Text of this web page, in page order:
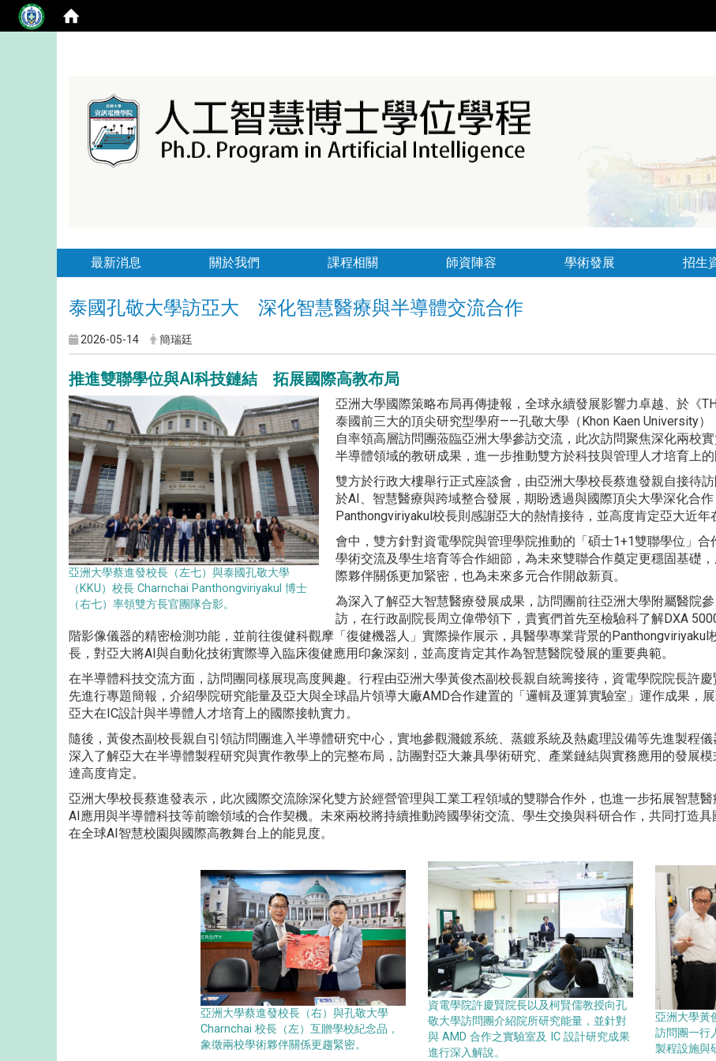
最新消息 關於我們 課程相關 師資陣容 學術發展 招生
泰國孔敬大學訪亞大 深化智慧醫療與半導體交流合作
2026-05-14 簡瑞廷
推進雙聯學位與AI科技鏈結 拓展國際高教布局
亞洲大學蔡進發校長（左七）與泰國孔敬大學
（KKU）校長 Charnchai Panthongviriyakul 博士
（右七）率領雙方長官團隊合影。
亞洲大學國際策略布局再傳捷報，全球永續發展影響力卓越、於《
泰國前三大的頂尖研究型學府——孔敬大學（Khon Kaen University）
自率領高層訪問團蒞臨亞洲大學參訪交流，此次訪問聚焦深化兩校
半導體領域的教研成果，進一步推動雙方於科技與管理人才培育上的
雙方於行政大樓舉行正式座談會，由亞洲大學校長蔡進發親自接待
於AI、智慧醫療與跨域整合發展，期盼透過與國際頂尖大學深化合
Panthongviriyakul校長則感謝亞大的熱情接待，並高度肯定亞大近年
會中，雙方針對資電學院與管理學院推動的「碩士1+1雙聯學位」合
學術交流及學生培育等合作細節，為未來雙聯合作奠定更穩固基礎
際夥伴關係更加緊密，也為未來多元合作開啟新頁。
為深入了解亞大智慧醫療發展成果，訪問團前往亞洲大學附屬醫院參
訪，在行政副院長周立偉帶領下，貴賓們首先至檢驗科了解DXA
階影像儀器的精密檢測功能，並前往復健科觀摩「復健機器人」實際操作展示，具醫學專業背景的Panthongviriyakul
長，對亞大將AI與自動化技術實際導入臨床復健應用印象深刻，並高度肯定其作為智慧醫院發展的重要典範。
在半導體科技交流方面，訪問團同樣展現高度興趣。行程由亞洲大學黃俊杰副校長親自統籌接待，資電學院院長許慶
先進行專題簡報，介紹學院研究能量及亞大與全球晶片領導大廠AMD合作建置的「邏輯及運算實驗室」運作成果，
亞大在IC設計與半導體人才培育上的國際接軌實力。
隨後，黃俊杰副校長親自引領訪問團進入半導體研究中心，實地參觀濺鍍系統、蒸鍍系統及熱處理設備等先進製程儀
深入了解亞大在半導體製程研究與實作教學上的完整布局，訪團對亞大兼具學術研究、產業鏈結與實務應用的發展模
達高度肯定。
亞洲大學校長蔡進發表示，此次國際交流除深化雙方於經營管理與工業工程領域的雙聯合作外，也進一步拓展智慧醫
AI應用與半導體科技等前瞻領域的合作契機。未來兩校將持續推動跨國學術交流、學生交換與科研合作，共同打造
在全球AI智慧校園與國際高教舞台上的能見度。
亞洲大學蔡進發校長（右）與孔敬大學
Charnchai 校長（左）互贈學校紀念品，
象徵兩校學術夥伴關係更趨緊密。
資電學院許慶賢院長以及柯賢儒教授向孔
敬大學訪問團介紹院所研究能量，並針對
與 AMD 合作之實驗室及 IC 設計研究成果
進行深入解說。
亞洲大學黃
訪問團一行
製程設施與